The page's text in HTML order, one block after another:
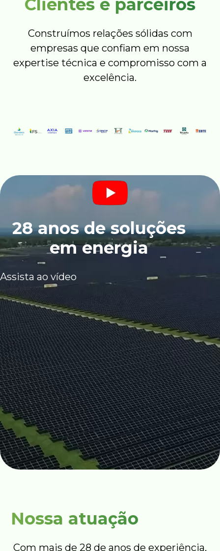
Clientes e parceiros
Construímos relações sólidas com
empresas que confiam em nossa
expertise técnica e compromisso com a
excelência.
28 anos de soluções
em energia
Assista ao vídeo
Nossa atuação
Com mais de 28 de anos de experiência,